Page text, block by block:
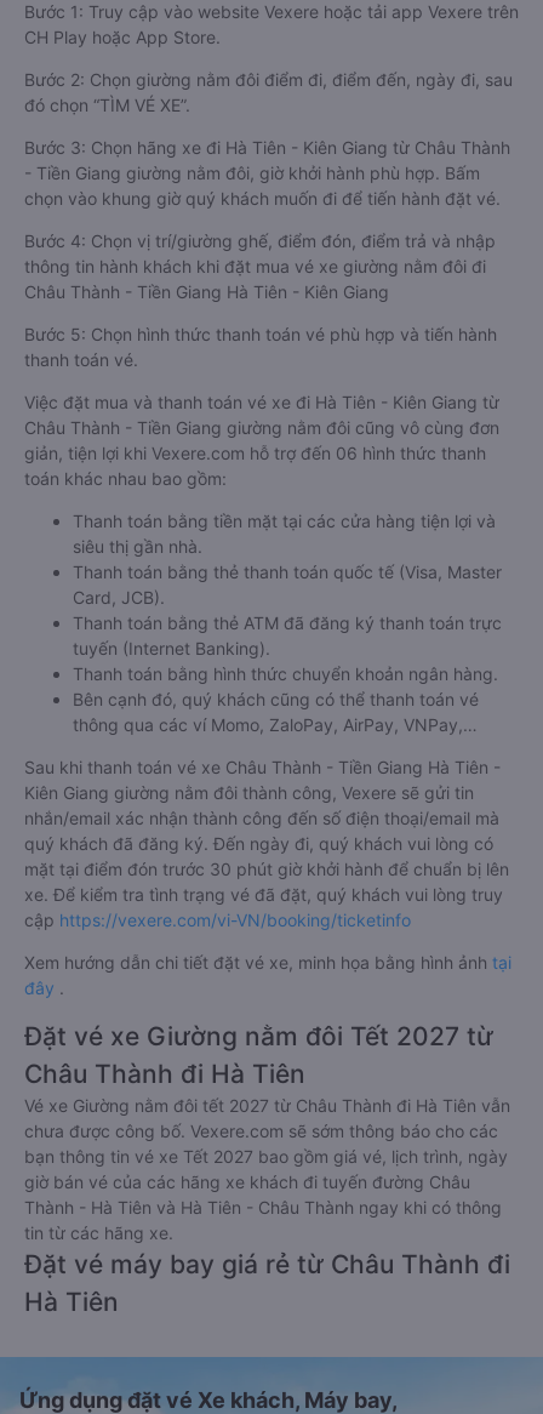
Bước 1: Truy cập vào website Vexere hoặc tải app Vexere trên
CH Play hoặc App Store.
Bước 2: Chọn giường nằm đôi điểm đi, điểm đến, ngày đi, sau
đó chọn “TÌM VÉ XE”.
Bước 3: Chọn hãng xe đi Hà Tiên - Kiên Giang từ Châu Thành
- Tiền Giang giường nằm đôi, giờ khởi hành phù hợp. Bấm
chọn vào khung giờ quý khách muốn đi để tiến hành đặt vé.
Bước 4: Chọn vị trí/giường ghế, điểm đón, điểm trả và nhập
thông tin hành khách khi đặt mua vé xe giường nằm đôi đi
Châu Thành - Tiền Giang Hà Tiên - Kiên Giang
Bước 5: Chọn hình thức thanh toán vé phù hợp và tiến hành
thanh toán vé.
Việc đặt mua và thanh toán vé xe đi Hà Tiên - Kiên Giang từ
Châu Thành - Tiền Giang giường nằm đôi cũng vô cùng đơn
giản, tiện lợi khi Vexere.com hỗ trợ đến 06 hình thức thanh
toán khác nhau bao gồm:
Thanh toán bằng tiền mặt tại các cửa hàng tiện lợi và
siêu thị gần nhà.
Thanh toán bằng thẻ thanh toán quốc tế (Visa, Master
Card, JCB).
Thanh toán bằng thẻ ATM đã đăng ký thanh toán trực
tuyến (Internet Banking).
Thanh toán bằng hình thức chuyển khoản ngân hàng.
Bên cạnh đó, quý khách cũng có thể thanh toán vé
thông qua các ví Momo, ZaloPay, AirPay, VNPay,…
Sau khi thanh toán vé xe Châu Thành - Tiền Giang Hà Tiên -
Kiên Giang giường nằm đôi thành công, Vexere sẽ gửi tin
nhắn/email xác nhận thành công đến số điện thoại/email mà
quý khách đã đăng ký. Đến ngày đi, quý khách vui lòng có
mặt tại điểm đón trước 30 phút giờ khởi hành để chuẩn bị lên
xe. Để kiểm tra tình trạng vé đã đặt, quý khách vui lòng truy
cập https://vexere.com/vi-VN/booking/ticketinfo
Xem hướng dẫn chi tiết đặt vé xe, minh họa bằng hình ảnh tại
đây .
Đặt vé xe Giường nằm đôi Tết 2027 từ
Châu Thành đi Hà Tiên
Vé xe Giường nằm đôi tết 2027 từ Châu Thành đi Hà Tiên vẫn
chưa được công bố. Vexere.com sẽ sớm thông báo cho các
bạn thông tin vé xe Tết 2027 bao gồm giá vé, lịch trình, ngày
giờ bán vé của các hãng xe khách đi tuyến đường Châu
Thành - Hà Tiên và Hà Tiên - Châu Thành ngay khi có thông
tin từ các hãng xe.
Đặt vé máy bay giá rẻ từ Châu Thành đi
Hà Tiên
Ứng dụng đặt vé Xe khách, Máy bay,